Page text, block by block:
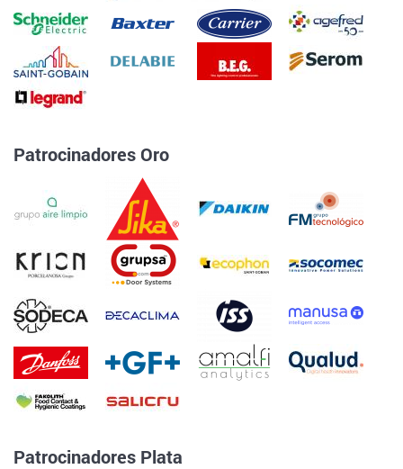
Patrocinadores Oro
Patrocinadores Plata